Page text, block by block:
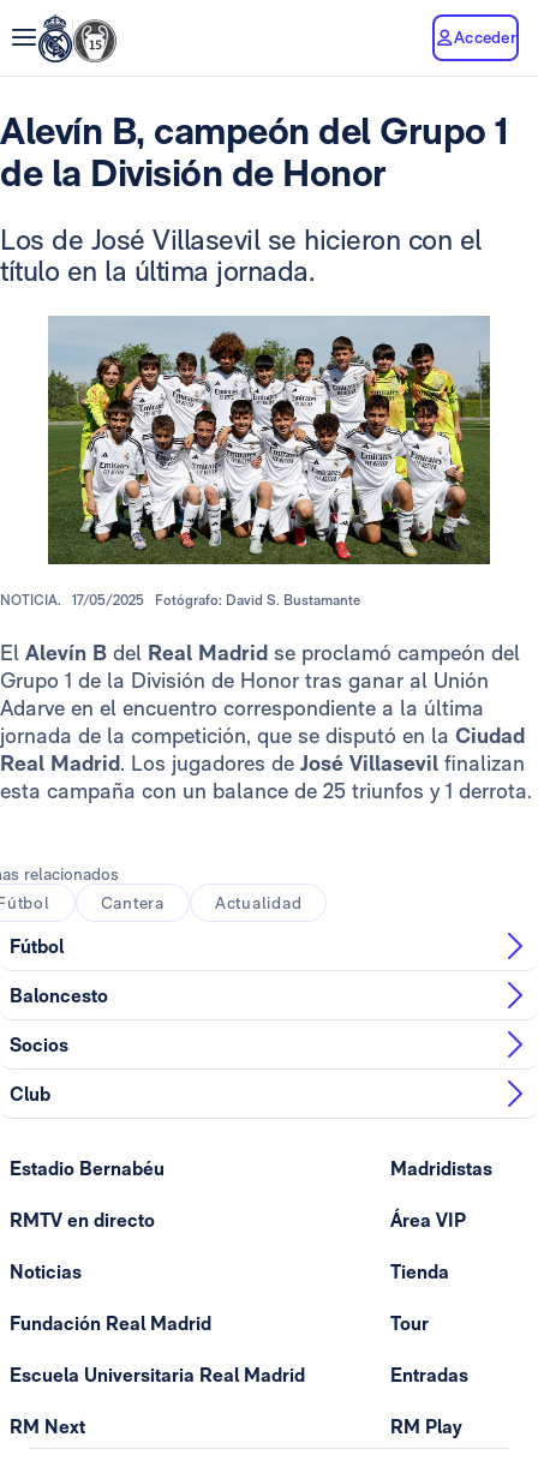
Acceder
Alevín B, campeón del Grupo 1
de la División de Honor
Los de José Villasevil se hicieron con el
título en la última jornada.
NOTICIA. 17/05/2025 Fotógrafo: David S. Bustamante
El Alevín B del Real Madrid se proclamó campeón del
Grupo 1 de la División de Honor tras ganar al Unión
Adarve en el encuentro correspondiente a la última
jornada de la competición, que se disputó en la Ciudad
Real Madrid. Los jugadores de José Villasevil finalizan
esta campaña con un balance de 25 triunfos y 1 derrota.
relacionados
Cantera Actualidad
Fútbol
Baloncesto
Socios
Club
Estadio Bernabéu
RMTV en directo
Noticias
Fundación Real Madrid
Escuela Universitaria Real Madrid
RM Next
Madridistas
Área VIP
Tienda
Tour
Entradas
RM Play